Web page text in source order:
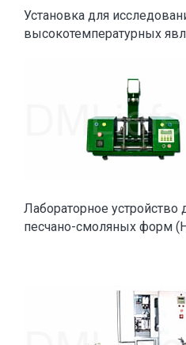
Установка для
высокотемпературных
Лабораторное устройство
песчано-смоляных форм